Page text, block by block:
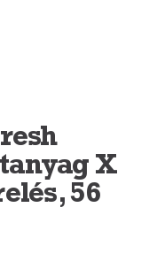
X
56